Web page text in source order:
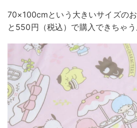
70×100cmという大きいサイズの
と550円（税込）で購入できちゃう